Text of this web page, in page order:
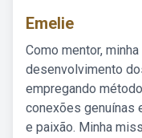
Emelie
Como mentor,
desenvolvimento
empregando
conexões genuínas
e paixão. Minha